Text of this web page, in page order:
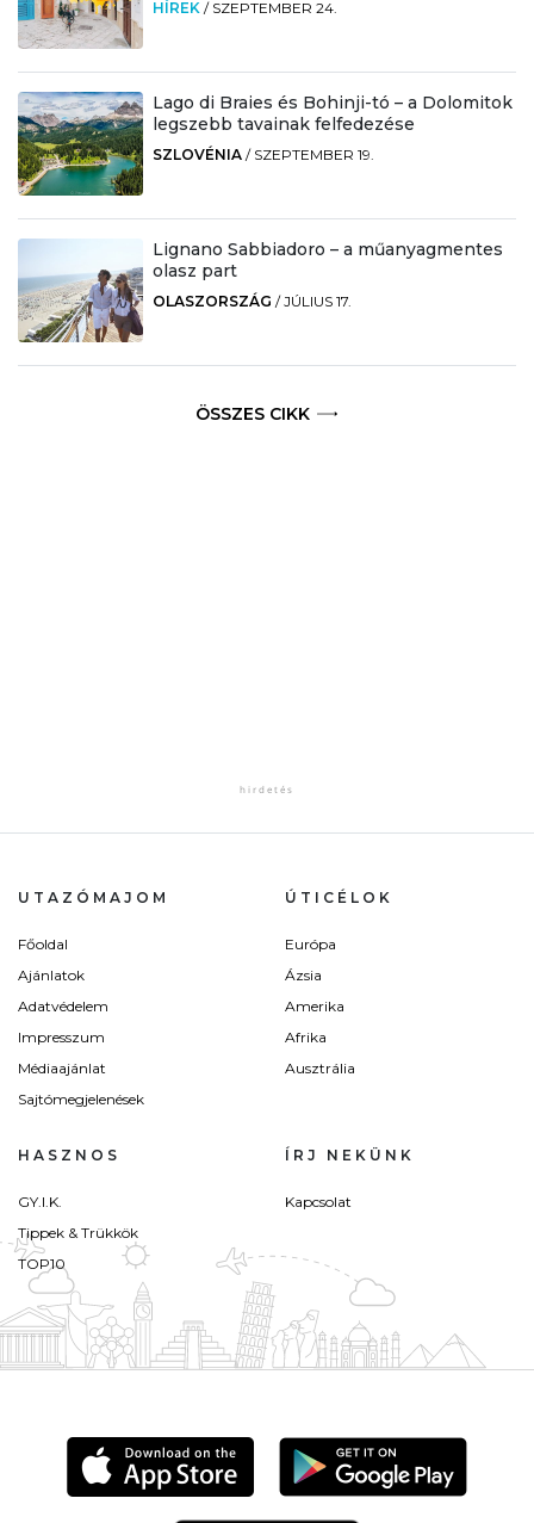
HÍREK / SZEPTEMBER 24.
Lago di Braies és Bohinji-tó – a Dolomitok
legszebb tavainak felfedezése
SZLOVÉNIA / SZEPTEMBER 19.
Lignano Sabbiadoro – a műanyagmentes
olasz part
OLASZORSZÁG /JÚLIUS 17.
ÖSSZES CIKK
UTAZÓMAJOM
Főoldal
Ajánlatok
Adatvédelem
Impresszum
Médiaajánlat
Sajtómegjelenések
ÚTICÉLOK
Európa
Ázsia
Amerika
Afrika
Ausztrália
HASZNOS
GY.I.K.
Tippek & Trükkök
TOP10
ÍRJ NEKÜNK
Kapcsolat